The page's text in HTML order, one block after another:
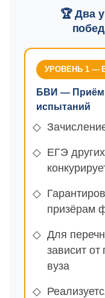
🏆 Два
УРОВЕНЬ 1 —
БВИ — Приём
испытаний
ЕГЭ
призёрам
Для
зависит от
вуза